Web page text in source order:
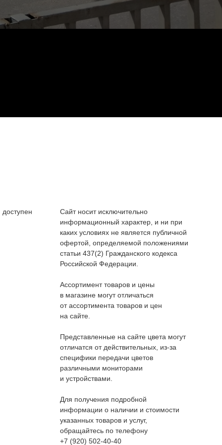
Сайт носит исключительно
информационный характер, и ни при
каких условиях не является публичной
офертой, определяемой положениями
статьи 437(2) Гражданского кодекса
Российской Федерации.
Ассортимент товаров и цены
в магазине могут отличаться
от ассортимента товаров и цен
на сайте.
Представленные на сайте цвета могут
отличатся от действительных, из-за
специфики передачи цветов
различными мониторами
и устройствами.
Для получения подробной
информации о наличии и стоимости
указанных товаров и услуг,
обращайтесь по телефону
+7 (920) 502-40-40